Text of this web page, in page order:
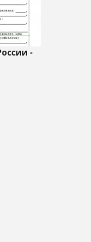
-